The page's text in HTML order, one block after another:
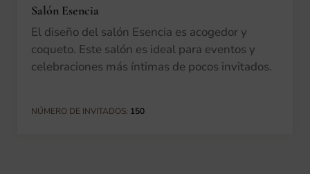
Salón Esencia
El diseño del salón Esencia es acogedor y
coqueto. Este salón es ideal para eventos y
celebraciones más íntimas de pocos invitados.
NÚMERO DE INVITADOS: 150